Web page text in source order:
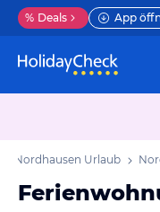
% Deals App
Nordhausen Urlaub